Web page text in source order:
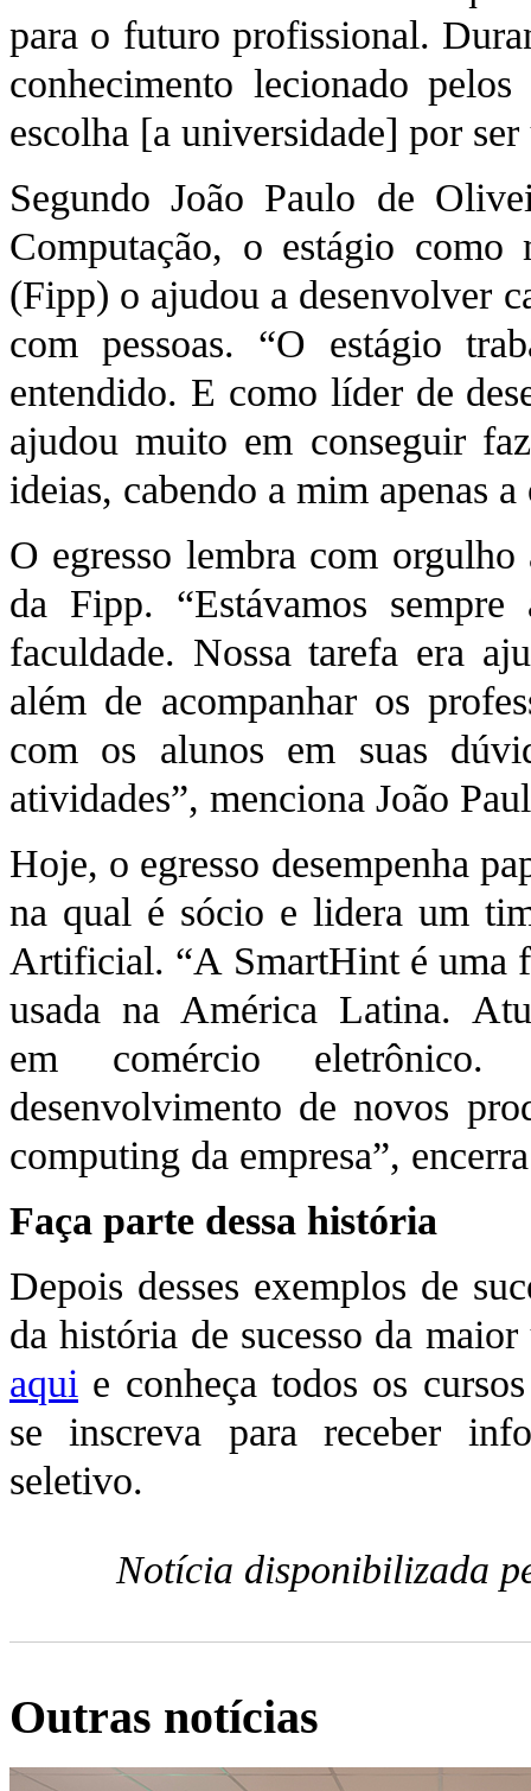
para o futuro profissional.
conhecimento lecionado
escolha [a universidade] por
Segundo João Paulo de
Computação, o estágio
(Fipp) o ajudou a desenvolver
com pessoas. “O estágio
entendido. E como líder de
ajudou muito em conseguir
ideias, cabendo a mim apenas
O egresso lembra com
da Fipp. “Estávamos
faculdade. Nossa tarefa era
além de acompanhar os
com os alunos em suas
atividades”, menciona João
Hoje, o egresso desempenha
na qual é sócio e lidera um
Artificial. “A SmartHint é uma
usada na América Latina.
em comércio eletrônico.
desenvolvimento de novos
computing da empresa”,
Faça parte dessa história
Depois desses exemplos de
da história de sucesso da
aqui e conheça todos os
se inscreva para receber
seletivo.
Notícia disponibilizada
Outras notícias